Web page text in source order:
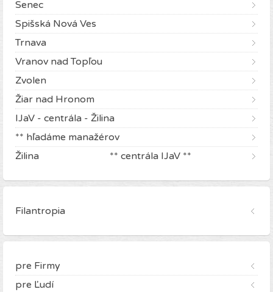
Senec
Spišská Nová Ves
Trnava
Vranov nad Topľou
Zvolen
Žiar nad Hronom
IJaV - centrála - Žilina
** hľadáme manažérov
Žilina ** centrála IJaV **
Filantropia
pre Firmy
pre Ľudí